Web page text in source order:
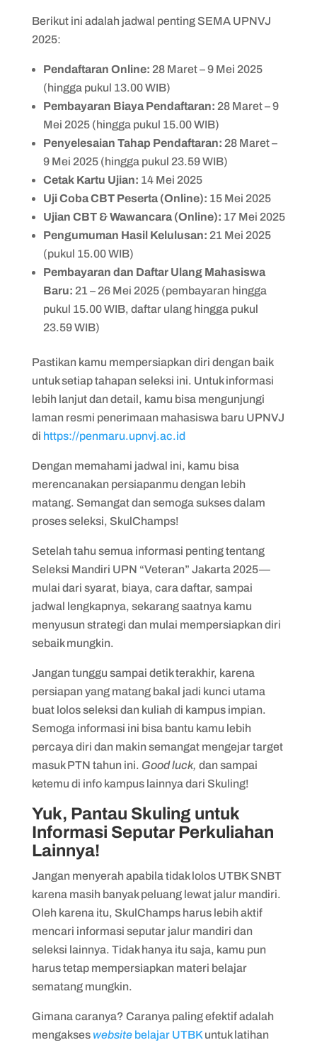
Berikut ini adalah jadwal penting SEMA UPNVJ
2025:
Pendaftaran Online: 28 Maret – 9 Mei 2025
(hingga pukul 13.00 WIB)
Pembayaran Biaya Pendaftaran: 28 Maret – 9
Mei 2025 (hingga pukul 15.00 WIB)
Penyelesaian Tahap Pendaftaran: 28 Maret –
9 Mei 2025 (hingga pukul 23.59 WIB)
Cetak Kartu Ujian: 14 Mei 2025
Uji Coba CBT Peserta (Online): 15 Mei 2025
Ujian CBT & Wawancara (Online): 17 Mei 2025
Pengumuman Hasil Kelulusan: 21 Mei 2025
(pukul 15.00 WIB)
Pembayaran dan Daftar Ulang Mahasiswa
Baru: 21 – 26 Mei 2025 (pembayaran hingga
pukul 15.00 WIB, daftar ulang hingga pukul
23.59 WIB)
Pastikan kamu mempersiapkan diri dengan baik
untuk setiap tahapan seleksi ini. Untuk informasi
lebih lanjut dan detail, kamu bisa mengunjungi
laman resmi penerimaan mahasiswa baru UPNVJ
di https://penmaru.upnvj.ac.id
Dengan memahami jadwal ini, kamu bisa
merencanakan persiapanmu dengan lebih
matang. Semangat dan semoga sukses dalam
proses seleksi, SkulChamps!
Setelah tahu semua informasi penting tentang
Seleksi Mandiri UPN “Veteran” Jakarta 2025—
mulai dari syarat, biaya, cara daftar, sampai
jadwal lengkapnya, sekarang saatnya kamu
menyusun strategi dan mulai mempersiapkan diri
sebaik mungkin.
Jangan tunggu sampai detik terakhir, karena
persiapan yang matang bakal jadi kunci utama
buat lolos seleksi dan kuliah di kampus impian.
Semoga informasi ini bisa bantu kamu lebih
percaya diri dan makin semangat mengejar target
masuk PTN tahun ini. Good luck, dan sampai
ketemu di info kampus lainnya dari Skuling!
Yuk, Pantau Skuling untuk
Informasi Seputar Perkuliahan
Lainnya!
Jangan menyerah apabila tidak lolos UTBK SNBT
karena masih banyak peluang lewat jalur mandiri.
Oleh karena itu, SkulChamps harus lebih aktif
mencari informasi seputar jalur mandiri dan
seleksi lainnya. Tidak hanya itu saja, kamu pun
harus tetap mempersiapkan materi belajar
sematang mungkin.
Gimana caranya? Caranya paling efektif adalah
mengakses website belajar UTBKuntuk latihan